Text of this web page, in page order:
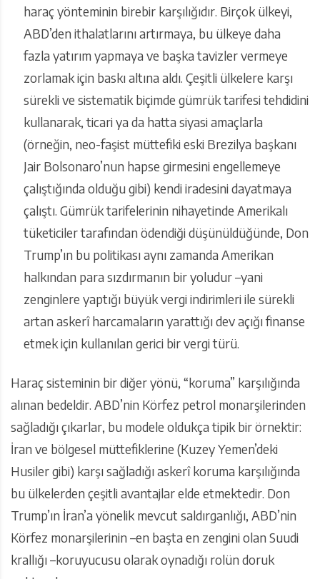
haraç yönteminin birebir karşılığıdır. Birçok ülkeyi,
ABD’den ithalatlarını artırmaya, bu ülkeye daha
fazla yatırım yapmaya ve başka tavizler vermeye
zorlamak için baskı altına aldı. Çeşitli ülkelere karşı
sürekli ve sistematik biçimde gümrük tarifesi tehdidini
kullanarak, ticari ya da hatta siyasi amaçlarla
(örneğin, neo-faşist müttefiki eski Brezilya başkanı
Jair Bolsonaro’nun hapse girmesini engellemeye
çalıştığında olduğu gibi) kendi iradesini dayatmaya
çalıştı. Gümrük tarifelerinin nihayetinde Amerikalı
tüketiciler tarafından ödendiği düşünüldüğünde, Don
Trump’ın bu politikası aynı zamanda Amerikan
halkından para sızdırmanın bir yoludur –yani
zenginlere yaptığı büyük vergi indirimleri ile sürekli
artan askerî harcamaların yarattığı dev açığı finanse
etmek için kullanılan gerici bir vergi türü.
Haraç sisteminin bir diğer yönü, “koruma” karşılığında
alınan bedeldir. ABD’nin Körfez petrol monarşilerinden
sağladığı çıkarlar, bu modele oldukça tipik bir örnektir:
İran ve bölgesel müttefiklerine (Kuzey Yemen’deki
Husiler gibi) karşı sağladığı askerî koruma karşılığında
bu ülkelerden çeşitli avantajlar elde etmektedir. Don
Trump’ın İran’a yönelik mevcut saldırganlığı, ABD’nin
Körfez monarşilerinin –en başta en zengini olan Suudi
krallığı –koruyucusu olarak oynadığı rolün doruk